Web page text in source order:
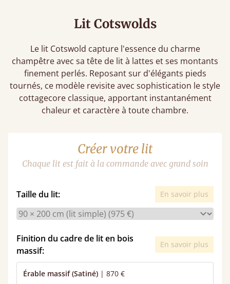
Lit Cotswolds
Le lit Cotswold capture l'essence du charme
champêtre avec sa tête de lit à lattes et ses montants
finement perlés. Reposant sur d'élégants pieds
tournés, ce modèle revisite avec sophistication le style
cottagecore classique, apportant instantanément
chaleur et caractère à toute chambre.
Créer votre lit
Chaque lit est fait à la commande avec grand soin
Taille du lit: En savoir plus
Finition du cadre de lit en bois
massif:
En savoir plus
Érable massif (Satiné) | 870 €